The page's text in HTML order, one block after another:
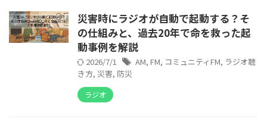
災害時にラジオが自動で起動する？そ
の仕組みと、過去20年で命を救った起
動事例を解説
2026/7/1 AM, FM, コミュニティFM, ラジオ聴
き方, 災害, 防災
ラジオ